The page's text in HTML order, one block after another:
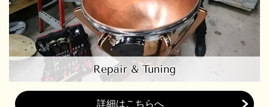
Repair & Tuning
詳細はこちらへ